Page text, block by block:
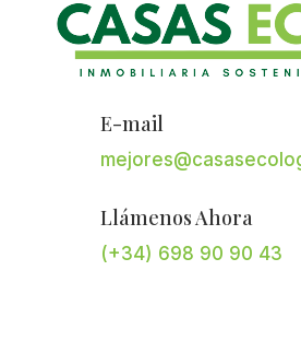
E-mail
Llámenos Ahora
(+34) 698 90 90 43